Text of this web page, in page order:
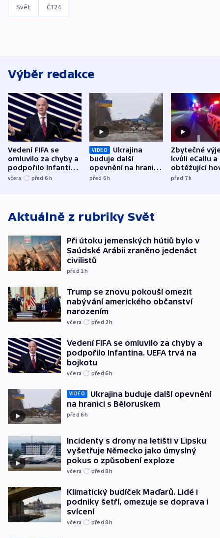
Svět ČT24
Výběr redakce
Vedení FIFA se
omluvilo za chyby a
podpořilo Infantina.
UEFA trvá na
včera před 6 h
VIDEO
Ukrajina
buduje další
opevnění na hranici
s Běloruskem
před 6h
Zbytečné
kvůli eCallu a
obtěžující
zdržují
před 7h
Aktuálně z rubriky Svět
Při útoku jemenských hútiů bylo v
Saúdské Arábii zraněno jedenáct
civilistů
před 1h
Trump se znovu pokouší omezit
nabývání amerického občanství
narozením
včera před 2h
Vedení FIFA se omluvilo za chyby a
podpořilo Infantina. UEFA trvá na
bojkotu
včera před 6h
VIDEO
Ukrajina buduje další opevnění
na hranici s Běloruskem
před 6h
Incidenty s drony na letišti v Lipsku
vyšetřuje Německo jako úmyslný
pokus o způsobení exploze
včera před 8h
Klimatický budíček Maďarů. Lidé i
podniky šetří, omezuje se doprava i
svícení
včera před 8h